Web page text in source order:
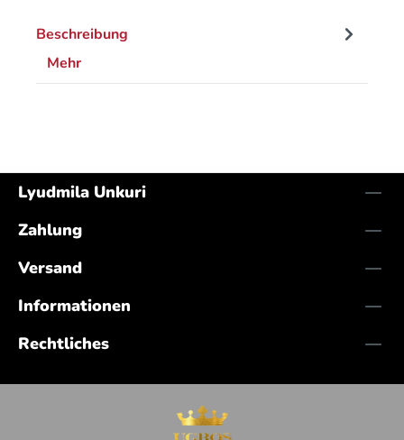
Beschreibung
Mehr
Lyudmila Unkuri
Zahlung
Versand
Informationen
Rechtliches